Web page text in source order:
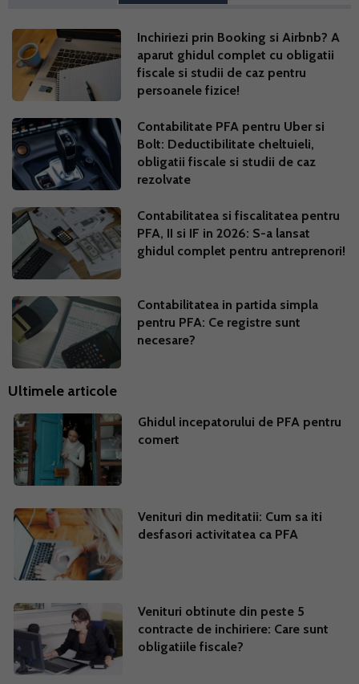
Inchiriezi prin Booking si Airbnb? A
aparut ghidul complet cu obligatii
fiscale si studii de caz pentru
persoanele fizice!
Contabilitate PFA pentru Uber si
Bolt: Deductibilitate cheltuieli,
obligatii fiscale si studii de caz
rezolvate
Contabilitatea si fiscalitatea pentru
PFA, II si IF in 2026: S-a lansat
ghidul complet pentru antreprenori!
Contabilitatea in partida simpla
pentru PFA: Ce registre sunt
necesare?
Ultimele articole
Ghidul incepatorului de PFA pentru
comert
Venituri din meditatii: Cum sa iti
desfasori activitatea ca PFA
Venituri obtinute din peste 5
contracte de inchiriere: Care sunt
obligatiile fiscale?